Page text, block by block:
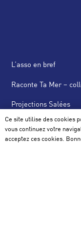
L’asso en bref
Raconte Ta Mer –
Projections Salées
News Salées
Actus
Ce site utilise des cookies
vous continuez votre
acceptez ces cookies.